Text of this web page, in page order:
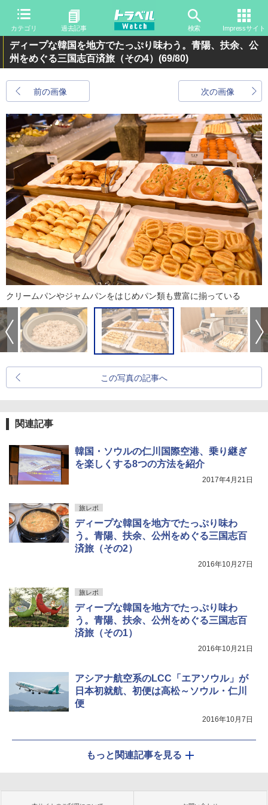
カテゴリ 過去記事 検索 Impressサイト
ディープな韓国を地方でたっぷり味わう。青陽、扶余、公
州をめぐる三国志百済旅（その4） (69/80)
前の画像 次の画像
クリームパンやジャムパンをはじめパン類も豊富に揃っている
この写真の記事へ
関連記事
韓国・ソウルの仁川国際空港、乗り継ぎ
を楽しくする8つの方法を紹介
2017年4月21日
旅レポ
ディープな韓国を地方でたっぷり味わ
う。青陽、扶余、公州をめぐる三国志百
済旅（その2）
2016年10月27日
旅レポ
ディープな韓国を地方でたっぷり味わ
う。青陽、扶余、公州をめぐる三国志百
済旅（その1）
2016年10月21日
アシアナ航空系のLCC「エアソウル」が
日本初就航、初便は高松～ソウル・仁川
便
2016年10月7日
もっと関連記事を見る